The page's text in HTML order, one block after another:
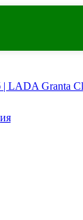
LADA Granta